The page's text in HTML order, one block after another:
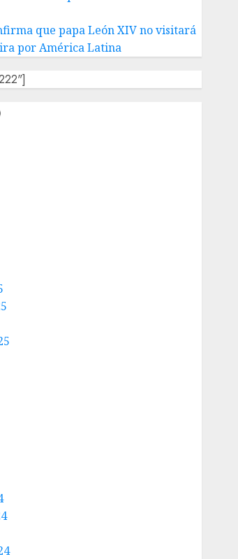
que papa León XIV no visitará
por América Latina